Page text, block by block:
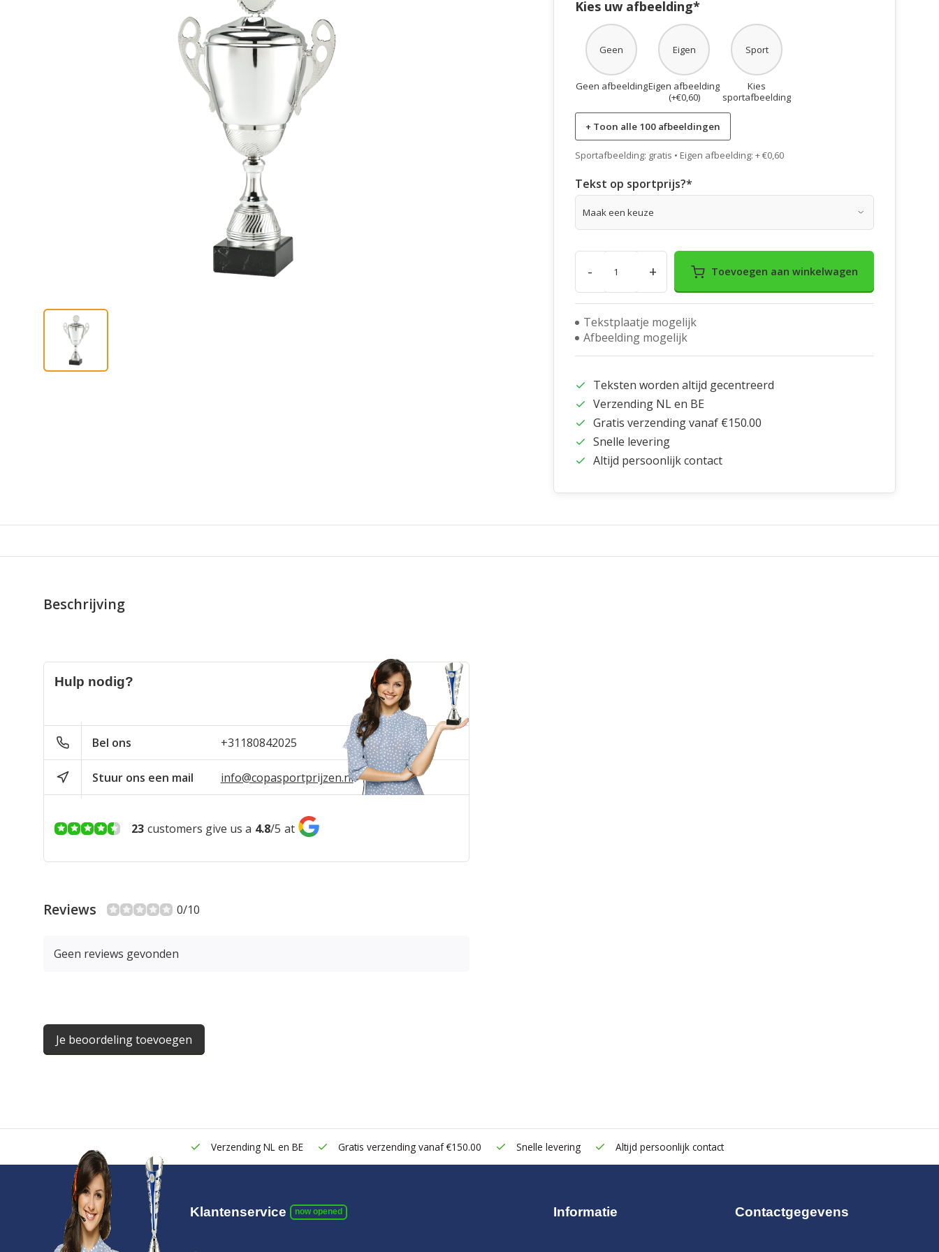
Kies uw afbeelding*
Geen
Geen afbeelding
Eigen
Eigen afbeelding
(+€0,60)
Sport
Kies
sportafbeelding
+ Toon alle 100 afbeeldingen
Sportafbeelding: gratis • Eigen afbeelding: + €0,60
Tekst op sportprijs?*
- + Toevoegen aan winkelwagen
Tekstplaatje mogelijk
Afbeelding mogelijk
Teksten worden altijd gecentreerd
Verzending NL en BE
Gratis verzending vanaf €150.00
Snelle levering
Altijd persoonlijk contact
Beschrijving
Hulp nodig?
Bel ons +31180842025
Stuur ons een mail info@copasportprijzen.nl
23 customers give us a 4.8/5 at
Reviews 0/10
Geen reviews gevonden
Je beoordeling toevoegen
Verzending NL en BE Gratis verzending vanaf €150.00 Snelle levering Altijd persoonlijk contact
Klantenservice now opened Informatie Contactgegevens